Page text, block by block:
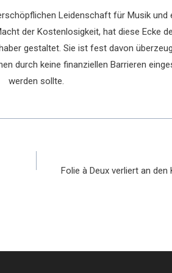
Leidenschaft für Musik und
der Kostenlosigkeit, hat diese Ecke
gestaltet. Sie ist fest davon
durch keine finanziellen Barrieren
werden sollte.
Folie à Deux verliert an